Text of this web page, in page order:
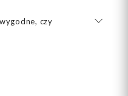
czy